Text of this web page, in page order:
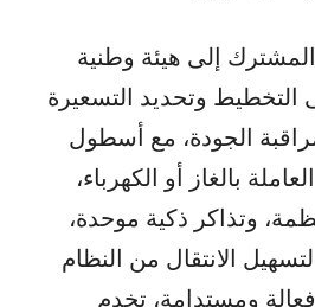
إلى هيئة وطنية
وتحديد التسعيرة
الجودة، مع أسطول
بالغاز أو الكهرباء،
وتذاكر ذكية موحدة،
الانتقال من النظام
ومستدامة، تخدم